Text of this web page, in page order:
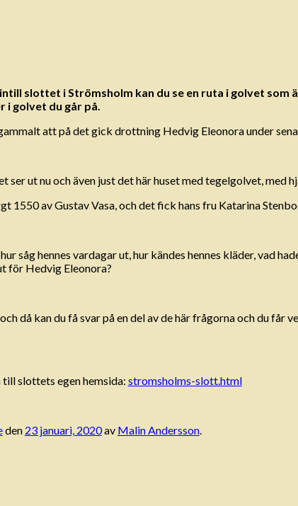
slottet i Strömsholm kan du se en ruta i golvet
i golvet du går på.
att på det gick drottning Hedvig Eleonora under
ser ut nu och även just det här huset med tegelgolvet, med
1550 av Gustav Vasa, och det fick hans fru Katarina
såg hennes vardagar ut, hur kändes hennes kläder, vad
för Hedvig Eleonora?
då kan du få svar på en del av de här frågorna och du får
slottets egen hemsida: stromsholms-slott.html
den 23 januari, 2020av Malin Andersson.